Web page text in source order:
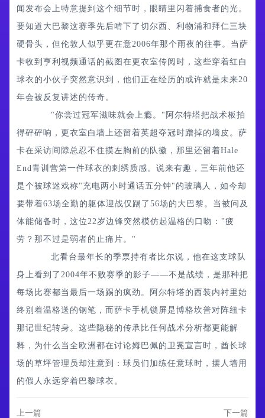
闻发布会上特意提到这个细节时，眼睛里闪着捕食者的光。
要知道大巴黎这赛季先后啃下了切尔西、利物浦和拜仁三块
硬骨头，但伦敦人似乎更在意2006年那个雨夜的往事。当萨
卡收到亨利视频通话的截图在更衣室传阅时，这些穿着红白
球衣的小伙子突然意识到，他们正在经历的或许就是未来20
年会被反复讲述的传奇。
"你尝过冠军滋味就会上瘾。"阿尔特塔把战术板拍
得砰砰响，更衣室白墙上还留着英超夺冠时蹭掉的墙皮。萨
卡在采访间隙总忍不住摸左胸前的队徽，那里还留着Hale
End青训营第一件球衣的刺绣质感。说来有趣，三年前他还
是个被球迷戏称"充电两小时通话五分钟"的玻璃人，如今却
要带着63场全勤的躯体迎战仅踢了56场的大巴黎。当被问及
体能储备时，这位22岁边锋突然模仿起温格的口吻："疲
劳？那不过是弱者的止痛片。"
北看台最年长的季票持有者比尔说，他在这支球队
身上看到了2004年不败赛季的影子——不是战绩，是那种把
每场比赛都当最后一场踢的疯劲。阿尔特塔的西装内衬里始
终别着温格送的钢笔，而萨卡手机锁屏是博格坎普对阵纽卡
那记世纪转身。这些隐秘的传承比任何战术分析都更能解
释，为什么当全欧洲都在讨论姆巴佩的卫冕宣言时，酋长球
场的草坪管理员却注意到：球员们加练任意球时，摆人墙用
的假人永远穿着巴黎球衣。
上一篇 下一篇